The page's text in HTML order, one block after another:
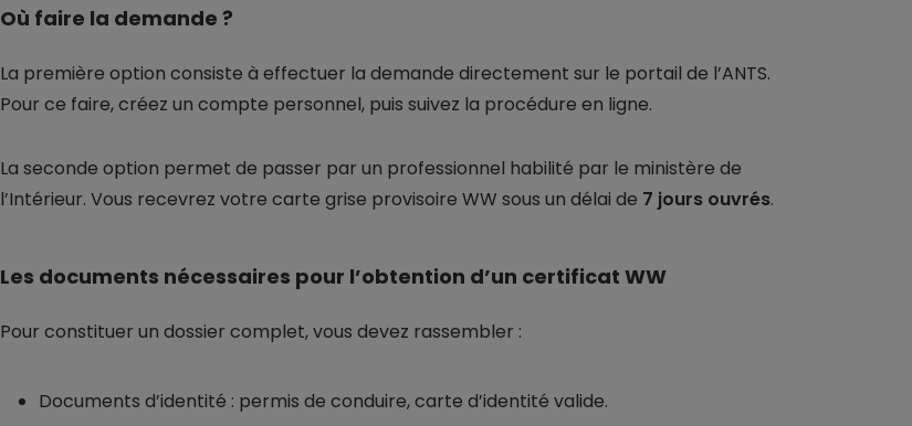
Où faire la demande ?
La première option consiste à effectuer la demande directement sur le portail de l’ANTS.
Pour ce faire, créez un compte personnel, puis suivez la procédure en ligne.
La seconde option permet de passer par un professionnel habilité par le ministère de
l’Intérieur. Vous recevrez votre carte grise provisoire WW sous un délai de 7 jours ouvrés.
Les documents nécessaires pour l’obtention d’un certificat WW
Pour constituer un dossier complet, vous devez rassembler :
Documents d’identité : permis de conduire, carte d’identité valide.